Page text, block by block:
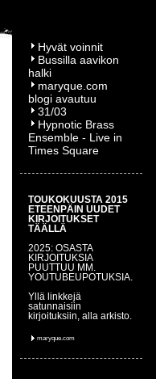
Hyvät voinnit
Bussilla aavikon
halki
maryque.com
blogi avautuu
31/03
Hypnotic Brass
Ensemble - Live in
Times Square
TOUKOKUUSTA 2015
ETEENPÄIN UUDET
KIRJOITUKSET
TÄÄLLÄ
2025: OSASTA
KIRJOITUKSIA
PUUTTUU MM.
YOUTUBEUPOTUKSIA.
Yllä linkkejä
satunnaisiin
kirjoituksiin, alla arkisto.
maryque.com